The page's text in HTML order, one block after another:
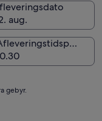
aug.
Afleveringstidspunkt
gebyr.